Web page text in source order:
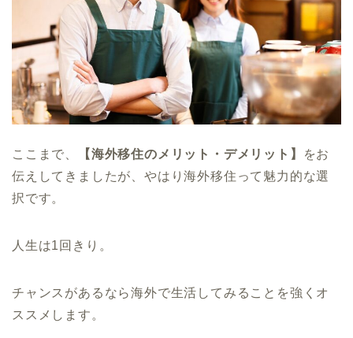
ここまで、 【海外移住のメリット・デメリット】
をお
伝えしてきましたが、やはり海外移住って魅力的な選
択です。
人生は1回きり。
チャンスがあるなら海外で生活してみることを強くオ
ススメします。